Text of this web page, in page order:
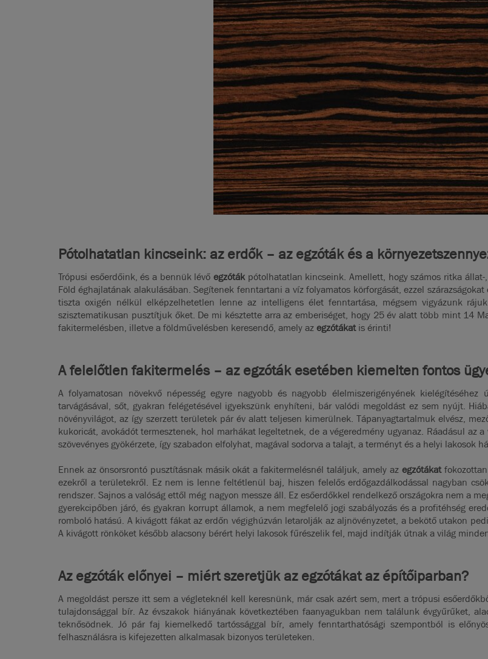
Pótolhatatlan kincseink: az erdők – az egzóták és a
Trópusi esőerdőink, és a bennük lévő egzóták pótolhatatlan kincseink. Amellett, hogy számos ritka
Föld éghajlatának alakulásában. Segítenek fenntartani a víz folyamatos körforgását, ezzel
tiszta oxigén nélkül elképzelhetetlen lenne az intelligens élet fenntartása, mégsem vigyázunk
szisztematikusan pusztítjuk őket. De mi késztette arra az emberiséget, hogy 25 év alatt több mint 14
fakitermelésben, illetve a földművelésben keresendő, amely azegzótákatis érinti!
A felelőtlen fakitermelés – az egzóták esetében kiemelten fontos
A folyamatosan növekvő népesség egyre nagyobb és nagyobb élelmiszerigényének
tarvágásával, sőt, gyakran felégetésével igyekszünk enyhíteni, bár valódi megoldást ez sem nyújt.
növényvilágot, az így szerzett területek pár év alatt teljesen kimerülnek. Tápanyagtartalmuk elvész,
kukoricát, avokádót termesztenek, hol marhákat legeltetnek, de a végeredmény ugyanaz. Ráadásul az
szövevényes gyökérzete, így szabadon elfolyhat, magával sodorva a talajt, a terményt és a helyi lakosok
Ennek az önsorsrontó pusztításnak másik okát a fakitermelésnél találjuk, amely az egzótákat
ezekről a területekről. Ez nem is lenne feltétlenül baj, hiszen felelős erdőgazdálkodással nagyban
rendszer. Sajnos a valóság ettől még nagyon messze áll. Ez esőerdőkkel rendelkező országokra nem a
gyerekcipőben járó, és gyakran korrupt államok, a nem megfelelő jogi szabályozás és a profitéhség
romboló hatású. A kivágott fákat az erdőn végighúzván letarolják az aljnövényzetet, a bekötő utakon
A kivágott rönköket később alacsony bérért helyi lakosok fűrészelik fel, majd indítják útnak a világ
Az egzóták előnyei – miért szeretjük az egzótákat az építőiparban?
A megoldást persze itt sem a végleteknél kell keresnünk, már csak azért sem, mert a trópusi
tulajdonsággal bír. Az évszakok hiányának következtében faanyagukban nem találunk évgyűrűket,
teknősödnek. Jó pár faj kiemelkedő tartóssággal bír, amely fenntarthatósági szempontból is
felhasználásra is kifejezetten alkalmasak bizonyos területeken.